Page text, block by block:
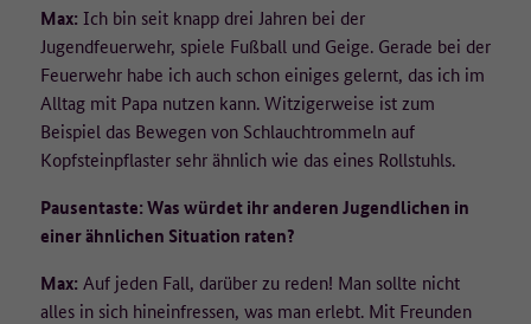
Max: Ich bin seit knapp drei Jahren bei der
Jugendfeuerwehr, spiele Fußball und Geige. Gerade bei der
Feuerwehr habe ich auch schon einiges gelernt, das ich im
Alltag mit Papa nutzen kann. Witzigerweise ist zum
Beispiel das Bewegen von Schlauchtrommeln auf
Kopfsteinpflaster sehr ähnlich wie das eines Rollstuhls.
Pausentaste: Was würdet ihr anderen Jugendlichen in
einer ähnlichen Situation raten?
Max: Auf jeden Fall, darüber zu reden! Man sollte nicht
alles in sich hineinfressen, was man erlebt. Mit Freunden